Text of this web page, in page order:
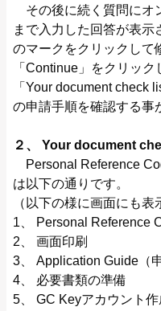
その後に続く質問にオ
まで入力した回答が表
のマークをクリックして
「Continue」をクリック
「Your document check
の申請手順を確認する事
２、 Your document
Personal Reference
は以下の通りです。
（以下の様に画面にも表
1、 Personal Reference
2、 画面印刷
3、 Application Guide（
4、 必要書類の準備
5、 GC Keyアカウント